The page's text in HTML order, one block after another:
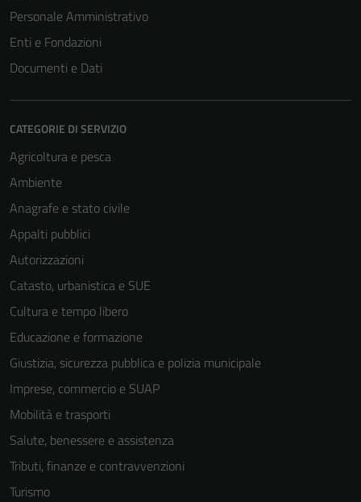
Personale Amministrativo
Enti e Fondazioni
Documenti e Dati
CATEGORIE DI SERVIZIO
Agricoltura e pesca
Ambiente
Anagrafe e stato civile
Appalti pubblici
Autorizzazioni
Catasto, urbanistica e SUE
Cultura e tempo libero
Educazione e formazione
Giustizia, sicurezza pubblica e polizia municipale
Imprese, commercio e SUAP
Mobilità e trasporti
Salute, benessere e assistenza
Tributi, finanze e contravvenzioni
Turismo
sono necessari